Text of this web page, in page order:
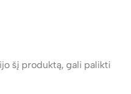
šį produktą, gali palikti